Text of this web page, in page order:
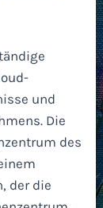
und
Die
des
der die